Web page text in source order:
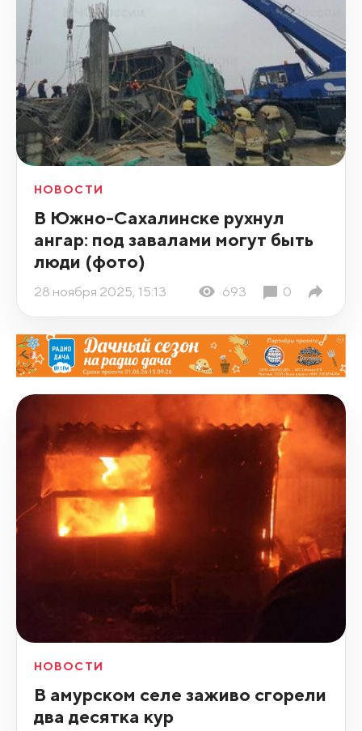
НОВОСТИ
В Южно-Сахалинске рухнул
ангар: под завалами могут быть
люди (фото)
28 ноября 2025, 15:13 693 0
НОВОСТИ
В амурском селе заживо сгорели
два десятка кур